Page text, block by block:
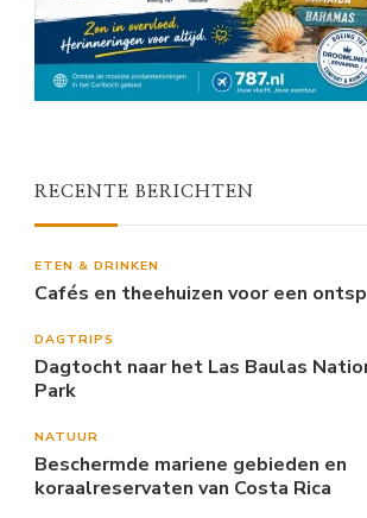
RECENTE BERICHTEN
ETEN & DRINKEN
Cafés en theehuizen voor een
DAGTRIPS
Dagtocht naar het Las Baulas
Park
NATUUR
Beschermde mariene gebieden en
koraalreservaten van Costa Rica